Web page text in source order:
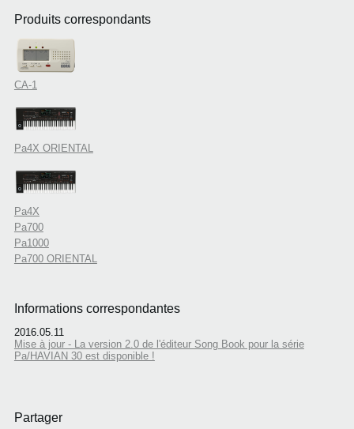
Produits correspondants
CA-1
Pa4X ORIENTAL
Pa4X
Pa700
Pa1000
Pa700 ORIENTAL
Informations correspondantes
2016.05.11
Mise à jour - La version 2.0 de l'éditeur Song Book pour la série
Pa/HAVIAN 30 est disponible !
Partager